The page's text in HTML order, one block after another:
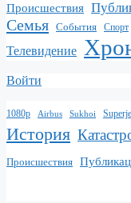
Происшествия
Семья События Спорт
Телевидение
Войти
1080p Airbus Sukhoi
История
Происшествия